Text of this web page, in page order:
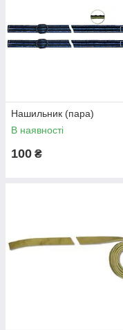
Нашильник (пара)
В наявності
100 ₴